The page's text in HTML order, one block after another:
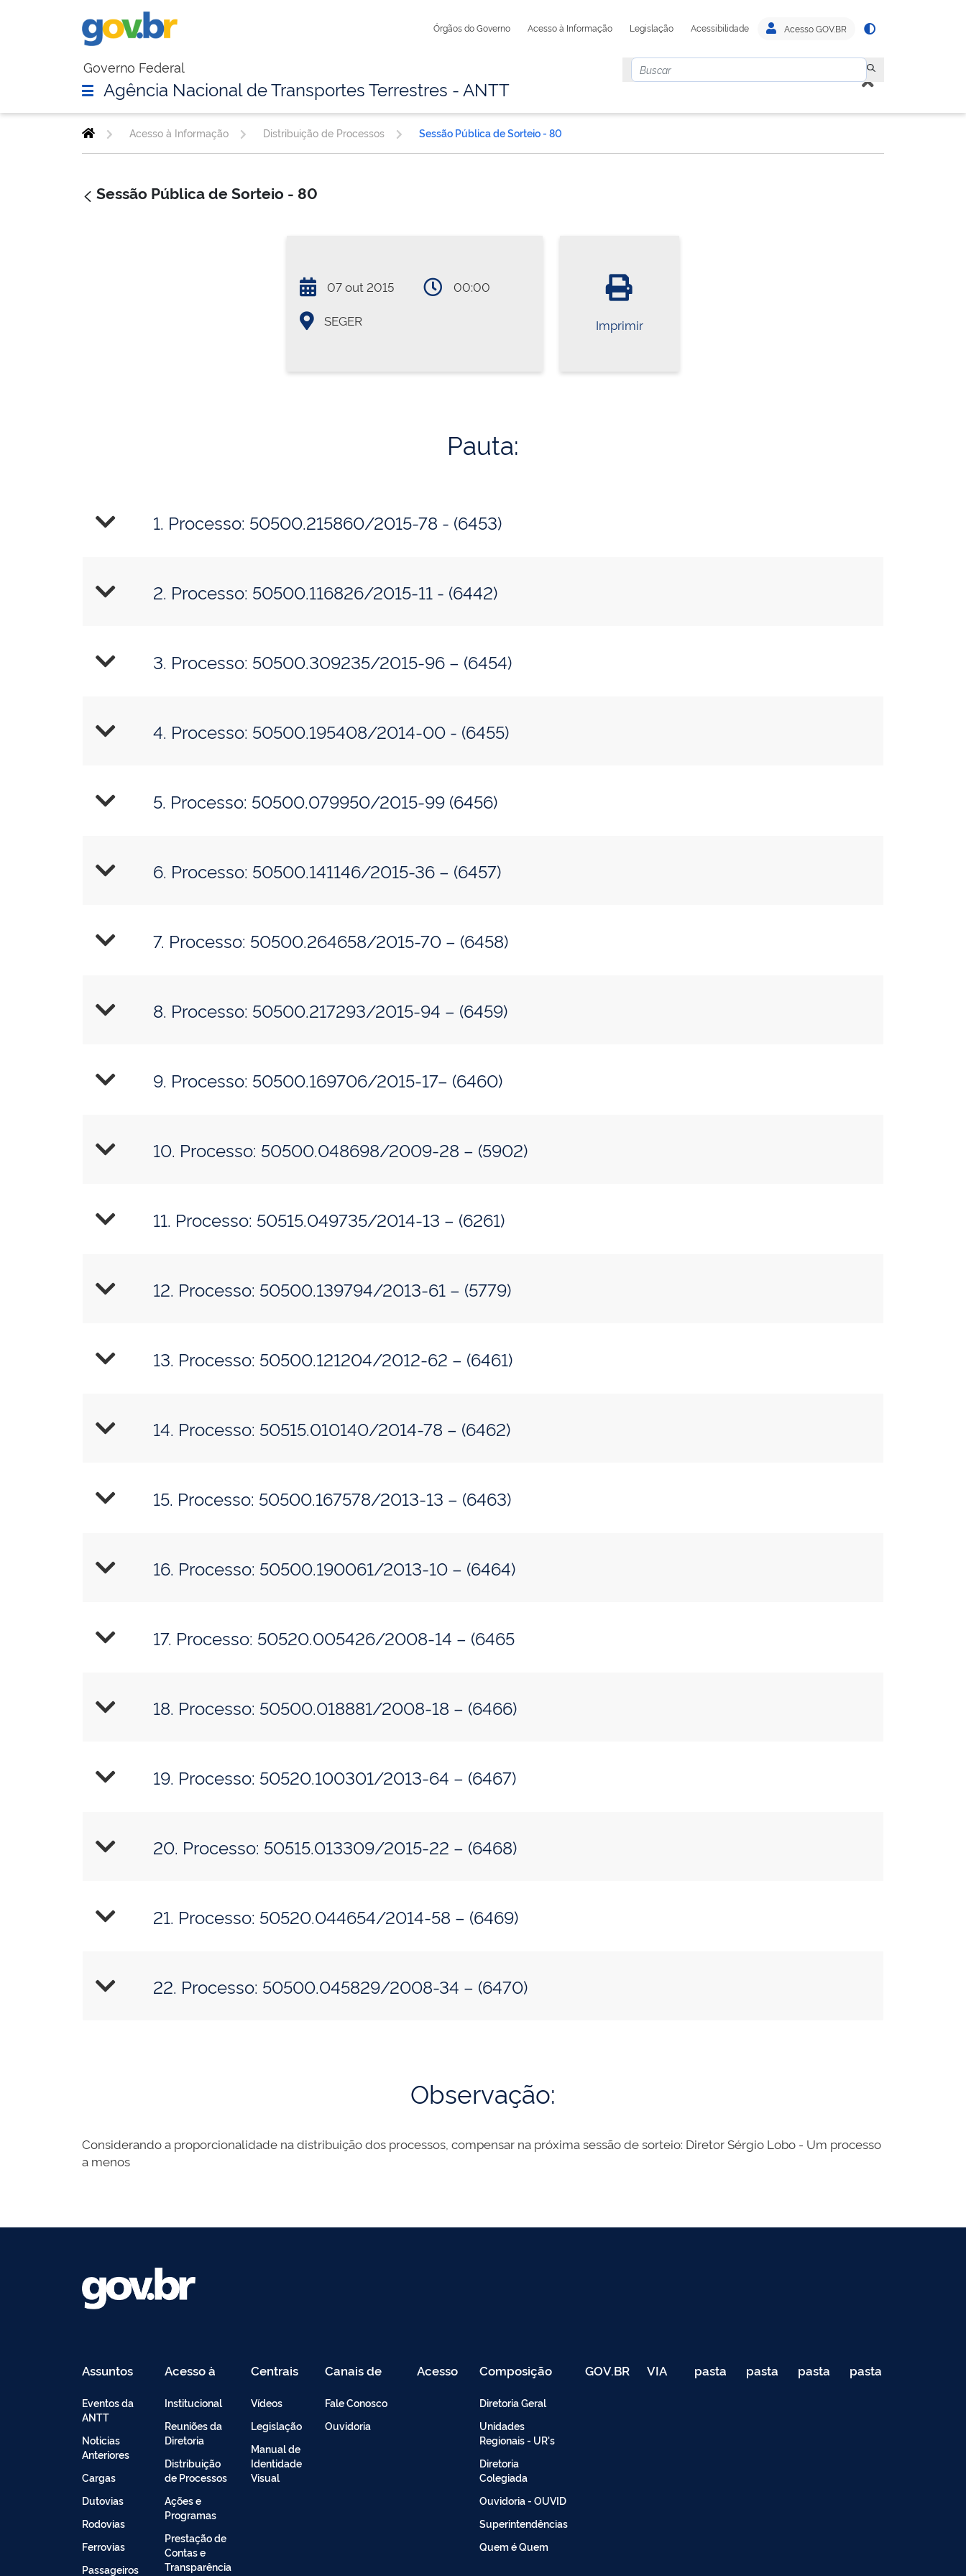
Órgãos do Governo Acesso à Informação Legislação Acessibilidade Acesso GOV.BR
Governo Federal
Agência Nacional de Transportes Terrestres - ANTT
Acesso à Informação Distribuição de Processos Sessão Pública de Sorteio - 80
Sessão Pública de Sorteio - 80
07 out 2015 00:00
SEGER Imprimir
Pauta:
1. Processo: 50500.215860/2015-78 - (6453)
2. Processo: 50500.116826/2015-11 - (6442)
3. Processo: 50500.309235/2015-96 – (6454)
4. Processo: 50500.195408/2014-00 - (6455)
5. Processo: 50500.079950/2015-99 (6456)
6. Processo: 50500.141146/2015-36 – (6457)
7. Processo: 50500.264658/2015-70 – (6458)
8. Processo: 50500.217293/2015-94 – (6459)
9. Processo: 50500.169706/2015-17– (6460)
10. Processo: 50500.048698/2009-28 – (5902)
11. Processo: 50515.049735/2014-13 – (6261)
12. Processo: 50500.139794/2013-61 – (5779)
13. Processo: 50500.121204/2012-62 – (6461)
14. Processo: 50515.010140/2014-78 – (6462)
15. Processo: 50500.167578/2013-13 – (6463)
16. Processo: 50500.190061/2013-10 – (6464)
17. Processo: 50520.005426/2008-14 – (6465
18. Processo: 50500.018881/2008-18 – (6466)
19. Processo: 50520.100301/2013-64 – (6467)
20. Processo: 50515.013309/2015-22 – (6468)
21. Processo: 50520.044654/2014-58 – (6469)
22. Processo: 50500.045829/2008-34 – (6470)
Observação:
Considerando a proporcionalidade na distribuição dos processos, compensar na próxima sessão de sorteio: Diretor Sérgio Lobo - Um processo
a menos
Assuntos
Eventos da
ANTT
Noticias
Anteriores
Cargas
Dutovias
Rodovias
Ferrovias
Passageiros
Acesso à
Institucional
Reuniões da
Diretoria
Distribuição
de Processos
Ações e
Programas
Prestação de
Contas e
Transparência
Centrais
Vídeos
Legislação
Manual de
Identidade
Visual
Canais de
Fale Conosco
Ouvidoria
Acesso Composição
Diretoria Geral
Unidades
Regionais - UR's
Diretoria
Colegiada
Ouvidoria - OUVID
Superintendências
Quem é Quem
GOV.BR VIA pasta
de
pasta
de
pasta
de
pasta
de